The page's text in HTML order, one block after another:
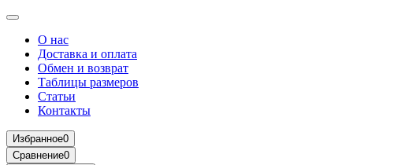
О нас
Доставка и оплата
Обмен и возврат
Таблицы размеров
Статьи
Контакты
Избранное0
Сравнение0